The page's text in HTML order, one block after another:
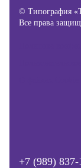
© Типография
Все права
+7 (989) 837-